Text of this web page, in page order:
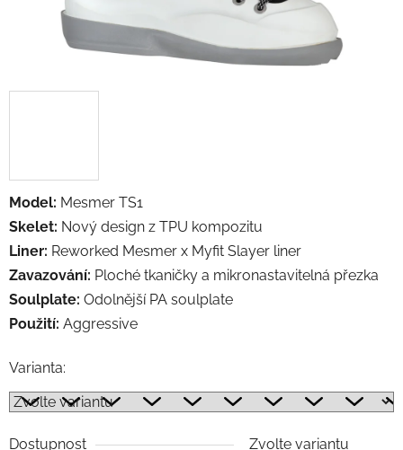
Model: Mesmer TS1
Skelet: Nový design z TPU kompozitu
Liner: Reworked Mesmer x Myfit Slayer liner
Zavazování: Ploché tkaničky a mikronastavitelná přezka
Soulplate: Odolnější PA soulplate
Použití: Aggressive
Varianta:
Dostupnost Zvolte variantu